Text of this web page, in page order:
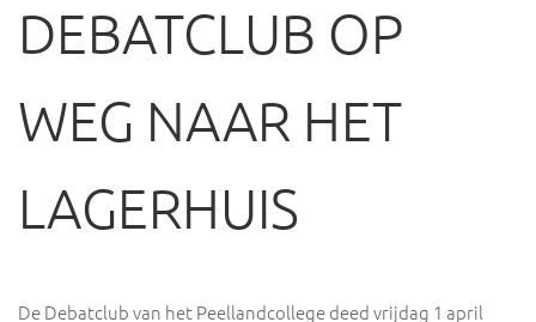
DEBATCLUB OP
WEG NAAR HET
LAGERHUIS
De Debatclub van het Peellandcollege deed vrijdag 1 april